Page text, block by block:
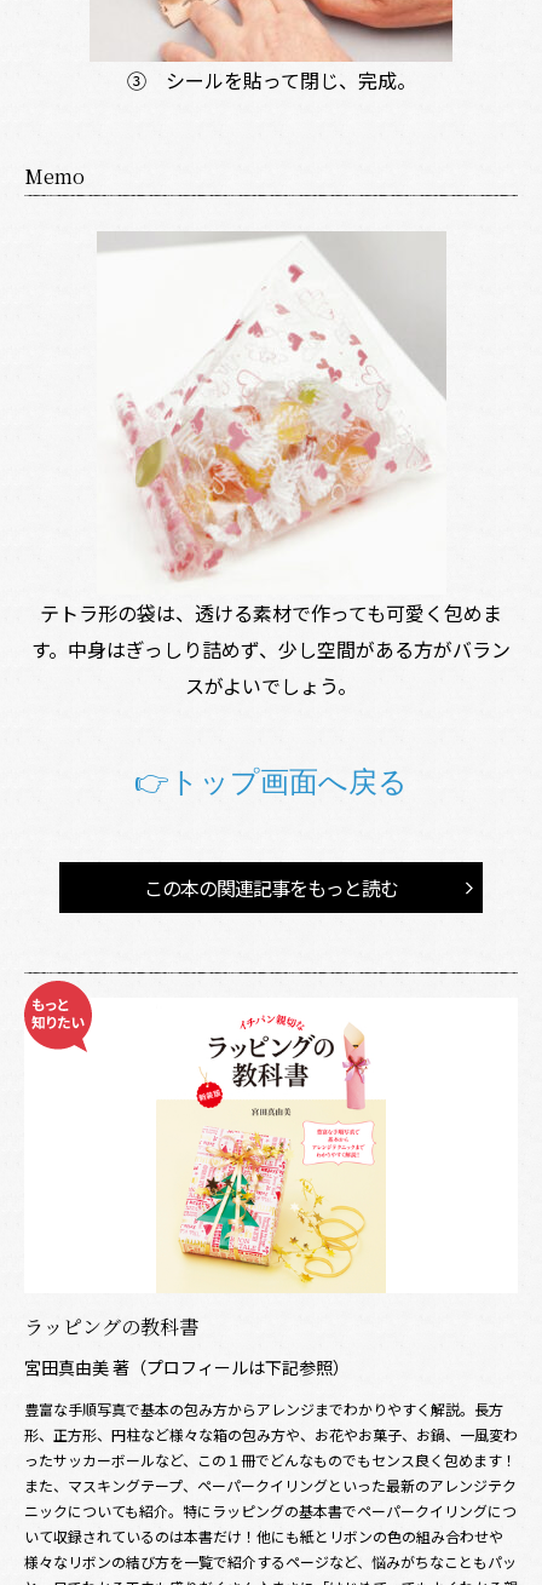
③ シールを貼って閉じ、完成。
Memo
テトラ形の袋は、透ける素材で作っても可愛く包めま
す。中身はぎっしり詰めず、少し空間がある方がバラン
スがよいでしょう。
👉トップ画面へ戻る
この本の関連記事をもっと読む
ラッピングの教科書
宮田真由美 著（プロフィールは下記参照）
豊富な手順写真で基本の包み方からアレンジまでわかりやすく解説。長方
形、正方形、円柱など様々な箱の包み方や、お花やお菓子、お鍋、一風変わ
ったサッカーボールなど、この１冊でどんなものでもセンス良く包めます！
また、マスキングテープ、ペーパークイリングといった最新のアレンジテク
ニックについても紹介。特にラッピングの基本書でペーパークイリングにつ
いて収録されているのは本書だけ！他にも紙とリボンの色の組み合わせや
様々なリボンの結び方を一覧で紹介するページなど、悩みがちなこともパッ